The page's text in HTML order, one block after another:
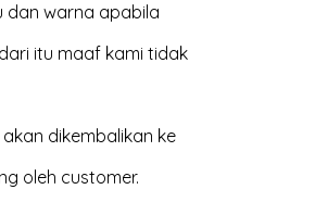
dan warna apabila
itu maaf kami tidak
dikembalikan ke
oleh customer.